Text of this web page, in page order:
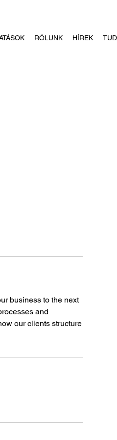
RÓLUNK HÍREK
business to the next
and
our clients structure